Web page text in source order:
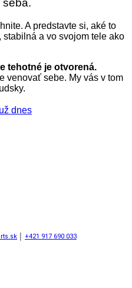
seba.
A predstavte si, aké to
a vo svojom tele ako
tehotné je otvorená.
venovať sebe. My vás v tom
dnes
+421 917 690 033